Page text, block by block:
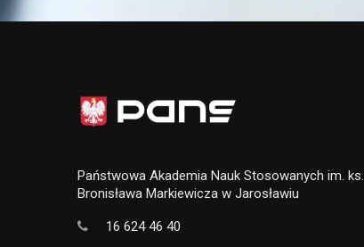
Państwowa Akademia Nauk Stosowanych im. ks.
Bronisława Markiewicza w Jarosławiu
16 624 46 40